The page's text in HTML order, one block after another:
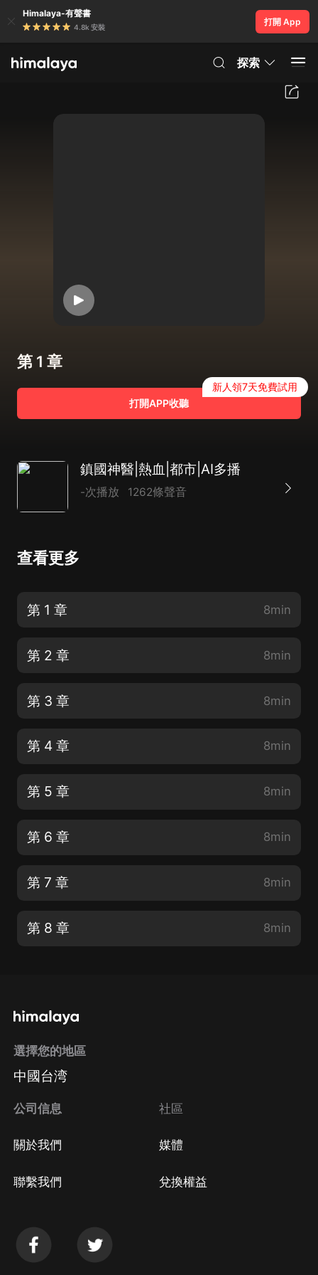
Himalaya-有聲書
4.8k 安裝
打開 App
探索
第 1 章
打開APP收聽
新人領7天免費試用
鎮國神醫|熱血|都市|AI多播
-次播放 1262條聲音
查看更多
第 1 章 8min
第 2 章 8min
第 3 章 8min
第 4 章 8min
第 5 章 8min
第 6 章 8min
第 7 章 8min
第 8 章 8min
選擇您的地區
中國台湾
公司信息
關於我們
聯繫我們
社區
媒體
兌換權益